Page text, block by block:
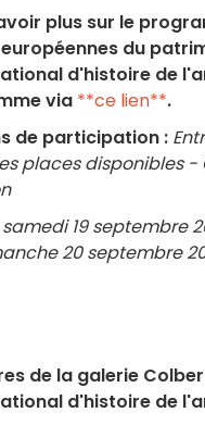
plus sur le
du
d'histoire de
via **ce lien**.
de participation :
places disponibles -
samedi 19 septembre
20 septembre
de la galerie
d'histoire de